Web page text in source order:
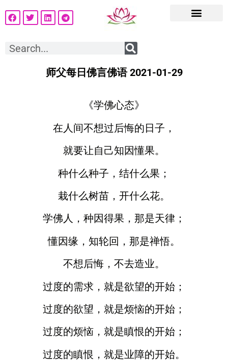
师父每日佛言佛语 2021-01-29
《学佛心态》
在人间不想过后悔的日子，
就要让自己知因懂果。
种什么种子，结什么果；
栽什么树苗，开什么花。
学佛人，种因得果，那是天律；
懂因缘，知轮回，那是禅悟。
不想后悔，不去造业。
过度的需求，就是欲望的开始；
过度的欲望，就是烦恼的开始；
过度的烦恼，就是瞋恨的开始；
过度的瞋恨，就是业障的开始。